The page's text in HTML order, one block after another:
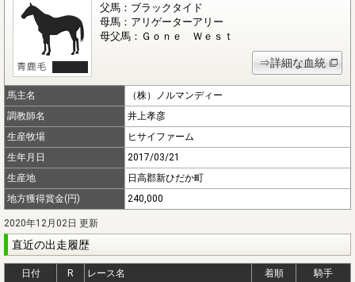
父馬：ブラックタイド
母馬：アリゲーターアリー
母父馬：Ｇｏｎｅ Ｗｅｓｔ
⇒詳細な血統
馬主名
（株）ノルマンディー
調教師名
井上孝彦
生産牧場
ヒサイファーム
生年月日
2017/03/21
生産地
日高郡新ひだか町
地方獲得賞金(円)
240,000
2020年12月02日 更新
直近の出走履歴
日付 R レース名 着順 騎手